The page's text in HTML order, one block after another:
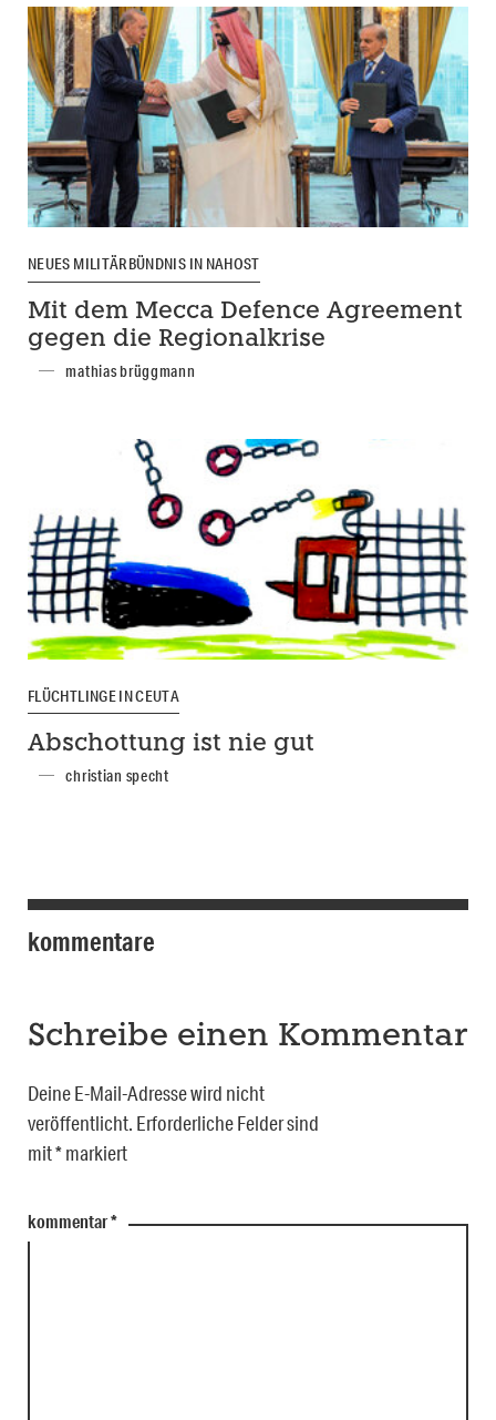
NEUES MILITÄRBÜNDNIS IN NAHOST
Mit dem Mecca Defence Agreement
gegen die Regionalkrise
mathias brüggmann
FLÜCHTLINGE IN CEUTA
Abschottung ist nie gut
christian specht
kommentare
Schreibe einen Kommentar
Deine E-Mail-Adresse wird nicht
veröffentlicht. Erforderliche Felder sind
mit*markiert
kommentar*